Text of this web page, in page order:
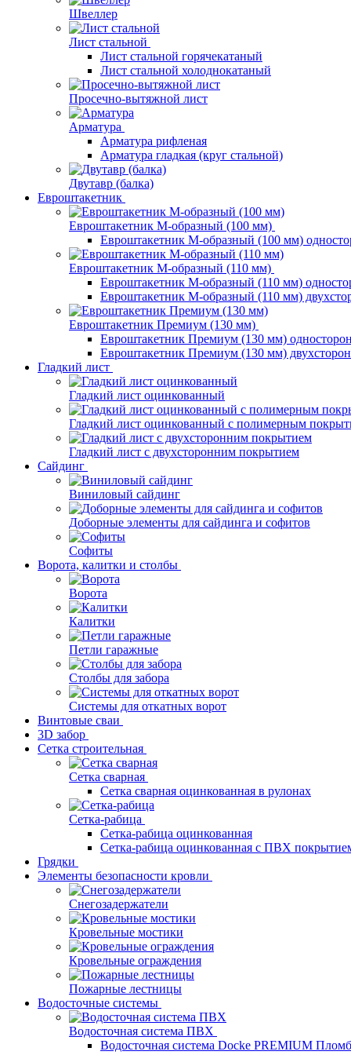
Швеллер
Лист стальной
Лист стальной горячекатаный
Лист стальной холоднокатаный
Просечно-вытяжной лист
Арматура
Арматура рифленая
Арматура гладкая (круг стальной)
Двутавр (балка)
Евроштакетник
Евроштакетник М-образный (100 мм)
Евроштакетник М-образный (100 мм)
Евроштакетник М-образный (110 мм)
Евроштакетник М-образный (110 мм)
Евроштакетник М-образный (110 мм)
Евроштакетник Премиум (130 мм)
Евроштакетник Премиум (130 мм)
Евроштакетник Премиум (130 мм)
Гладкий лист
Гладкий лист оцинкованный
Гладкий лист оцинкованный с полимерным
Гладкий лист с двухсторонним покрытием
Сайдинг
Виниловый сайдинг
Доборные элементы для сайдинга и софитов
Софиты
Ворота, калитки и столбы
Ворота
Калитки
Петли гаражные
Столбы для забора
Системы для откатных ворот
Винтовые сваи
3D забор
Сетка строительная
Сетка сварная
Сетка сварная оцинкованная в рулонах
Сетка-рабица
Сетка-рабица оцинкованная
Сетка-рабица оцинкованная с ПВХ
Грядки
Элементы безопасности кровли
Снегозадержатели
Кровельные мостики
Кровельные ограждения
Пожарные лестницы
Водосточные системы
Водосточная система ПВХ
Водосточная система Docke PREMIUM